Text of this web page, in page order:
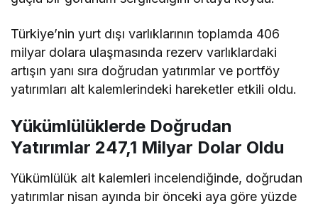
Türkiye’nin yurt dışı varlıklarının toplamda 406
milyar dolara ulaşmasında rezerv varlıklardaki
artışın yanı sıra doğrudan yatırımlar ve portföy
yatırımları alt kalemlerindeki hareketler etkili oldu.
Yükümlülüklerde Doğrudan
Yatırımlar 247,1 Milyar Dolar Oldu
Yükümlülük alt kalemleri incelendiğinde, doğrudan
yatırımlar nisan ayında bir önceki aya göre yüzde